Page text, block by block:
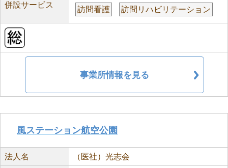
併設サービス
訪問看護 訪問リハビリテーション
事業所情報を見る
風ステーション航空公園
法人名 （医社）光志会